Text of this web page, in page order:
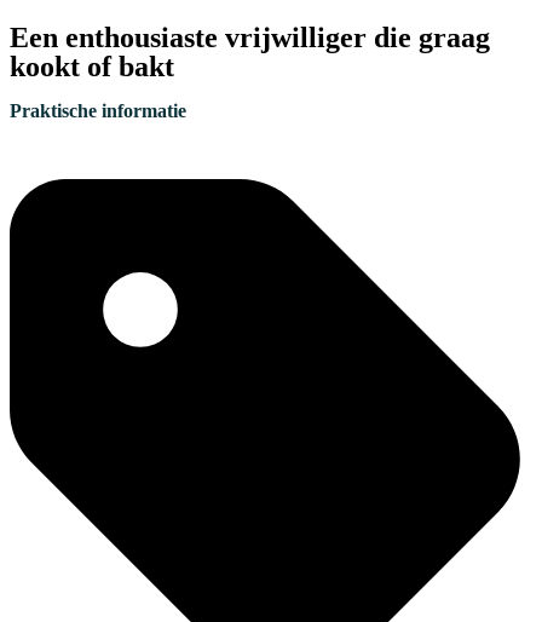
Een enthousiaste vrijwilliger die graag
kookt of bakt
Praktische informatie